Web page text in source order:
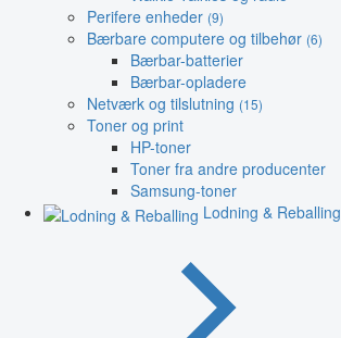
Perifere enheder (9)
Bærbare computere og tilbehør (6)
Bærbar-batterier
Bærbar-opladere
Netværk og tilslutning (15)
Toner og print
HP-toner
Toner fra andre producenter
Samsung-toner
Lodning & Reballing